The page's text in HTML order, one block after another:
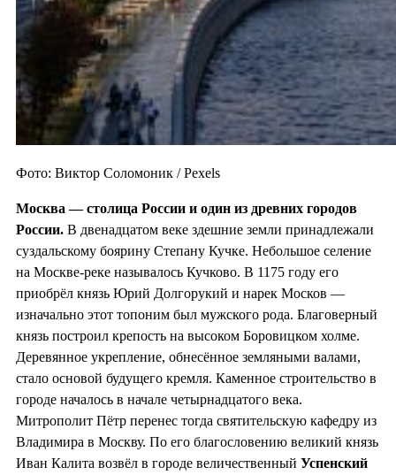
Фото: Виктор Соломоник / Pexels
Москва — столица России и один из древних городов
России. В двенадцатом веке здешние земли принадлежали
суздальскому боярину Степану Кучке. Небольшое селение
на Москве-реке называлось Кучково. В 1175 году его
приобрёл князь Юрий Долгорукий и нарек Москов —
изначально этот топоним был мужского рода. Благоверный
князь построил крепость на высоком Боровицком холме.
Деревянное укрепление, обнесённое земляными валами,
стало основой будущего кремля. Каменное строительство в
городе началось в начале четырнадцатого века.
Митрополит Пётр перенес тогда святительскую кафедру из
Владимира в Москву. По его благословению великий князь
Иван Калита возвёл в городе величественный Успенский